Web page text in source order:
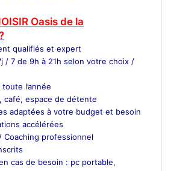
Oasis de la
qualifiés et expert
/ 7 de 9h à 21h selon votre choix /
l’année
café, espace de détente
adaptées à votre budget et besoin
accélérées
Coaching professionnel
cas de besoin : pc portable,